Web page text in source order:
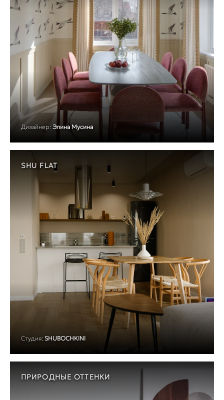
Дизайнер: Элина Мусина
SHU FLAT
Студия: SHUBOCHKINI
ПРИРОДНЫЕ ОТТЕНКИ